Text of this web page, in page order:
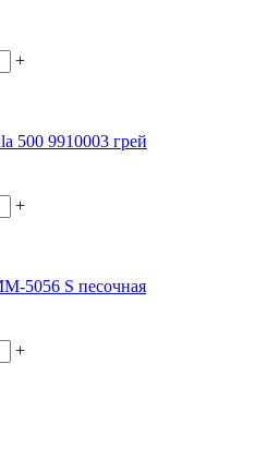
+
500 9910003 грей
+
5056 S песочная
+